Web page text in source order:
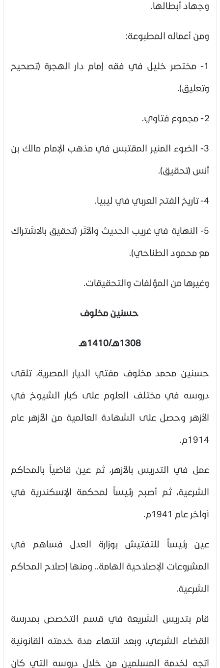
وجهاد أبطالها.
ومن أعماله المطبوعة:
1- مختصر خليل في فقه إمام دار الهجرة (تصحيح
وتعليق).
2- مجموع فتاوي.
3- الضوء المنير المقتبس في مذهب الإمام مالك بن
أنس (تحقيق).
4- تاريخ الفتح العربي في ليبيا.
5- النهاية في غريب الحديث والأثر (تحقيق بالاشتراك
مع محمود الطناحي).
وغيرها من المؤلفات والتحقيقات.
حسنين مخلوف
1308هـ/1410هـ
حسنين محمد مخلوف مفتي الديار المصرية، تلقى
دروسه في مختلف العلوم على كبار الشيوخ في
الأزهر وحصل على الشهادة العالمية من الأزهر عام
1914م.
عمل في التدريس بالأزهر، ثم عين قاضياً بالمحاكم
الشرعية، ثم أصبح رئيساً لمحكمة الإسكندرية في
أواخر عام 1941م.
عين رئيساً للتفتيش بوزارة العدل فساهم في
المشروعات الإصلاحية الهامة.. ومنها إصلاح المحاكم
الشرعية.
قام بتدريس الشريعة في قسم التخصص بمدرسة
القضاء الشرعي، وبعد انتهاء مدة خدمته القانونية
اتجه لخدمة المسلمين من خلال دروسه التي كان